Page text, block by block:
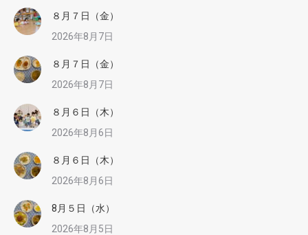
８月７日（金）
2026年8月7日
８月７日（金）
2026年8月7日
８月６日（木）
2026年8月6日
８月６日（木）
2026年8月6日
8月５日（水）
2026年8月5日